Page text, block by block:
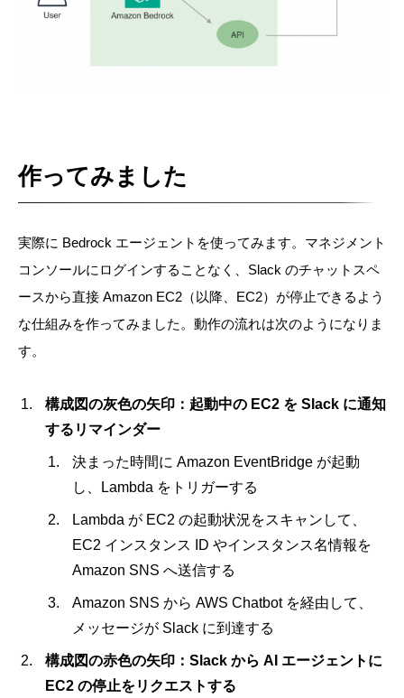
作ってみました
実際に Bedrock エージェントを使ってみます。マネジメント
コンソールにログインすることなく、Slack のチャットスペ
ースから直接 Amazon EC2（以降、EC2）が停止できるよう
な仕組みを作ってみました。動作の流れは次のようになりま
す。
構成図の灰色の矢印：起動中の EC2 を Slack に通知
するリマインダー
決まった時間に Amazon EventBridge が起動
し、Lambda をトリガーする
Lambda が EC2 の起動状況をスキャンして、
EC2 インスタンス ID やインスタンス名情報を
Amazon SNS へ送信する
Amazon SNS から AWS Chatbot を経由して、
メッセージが Slack に到達する
構成図の赤色の矢印：Slack から AI エージェントに
EC2 の停止をリクエストする